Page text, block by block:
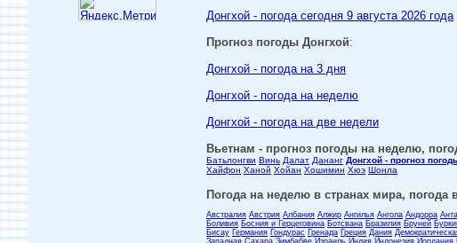
Донгхой - погода сегодня 9 августа 2026 года
Прогноз погоды Донгхой:
Донгхой - погода на 3 дня
Донгхой - погода на неделю
Донгхой - погода на две недели
Вьетнам - прогноз погоды на неделю,
Батьлонгви Винь Далат Дананг Донгхой - прогноз
Хайфон Ханой Хойан Хошимин Хюэ Шонла
Погода на неделю в странах мира, погода
Австралия Австрия Албания Алжир Ангилья Ангола Андорра
Боливия Босния и Герцеговина Ботсвана Бразилия Бруней
Бисау Германия Гондурас Гренада Греция Дания
Западная Сахара Зимбабве Израиль Индия Индонезия Иордания